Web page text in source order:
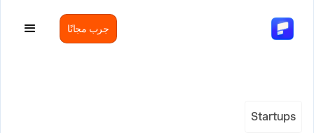
جرب مجانًا
Startups